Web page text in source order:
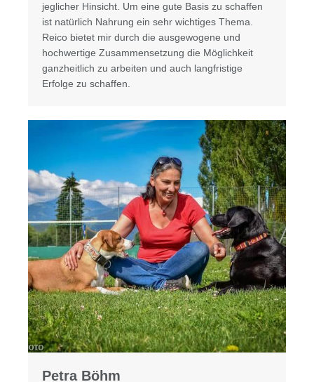
jeglicher Hinsicht. Um eine gute Basis zu schaffen
ist natürlich Nahrung ein sehr wichtiges Thema.
Reico bietet mir durch die ausgewogene und
hochwertige Zusammensetzung die Möglichkeit
ganzheitlich zu arbeiten und auch langfristige
Erfolge zu schaffen.
Petra Böhm